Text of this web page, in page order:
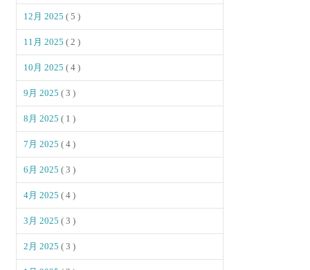
12月 2025( 5 )
11月 2025( 2 )
10月 2025( 4 )
9月 2025( 3 )
8月 2025( 1 )
7月 2025( 4 )
6月 2025( 3 )
4月 2025( 4 )
3月 2025( 3 )
2月 2025( 3 )